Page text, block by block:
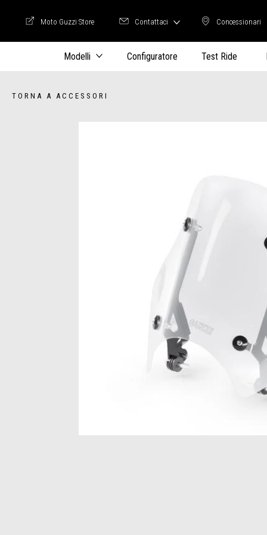
Concessionari
Moto Guzzi Store
Moto Guzzi Store Contattaci
Modelli Configuratore Test Ride
TORNA A ACCESSORI